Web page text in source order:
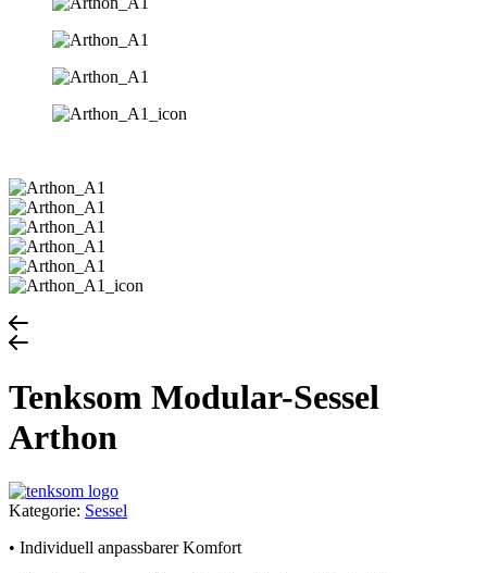
Tenksom Modular-Sessel
Arthon
Kategorie: Sessel
• Individuell anpassbarer Komfort